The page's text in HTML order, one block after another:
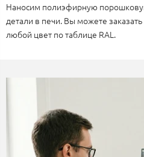
Наносим полиэфирную
детали в печи. Вы можете
любой цвет по таблице RAL.